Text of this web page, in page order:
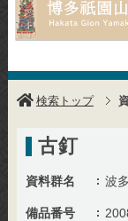
検索トップ
古釘
資料群名 波
備品番号